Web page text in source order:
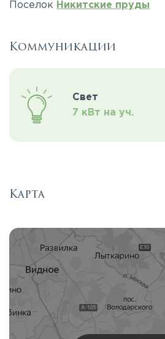
Поселок Никитские пруды
Коммуникации
Свет
7 кВт на уч.
Карта